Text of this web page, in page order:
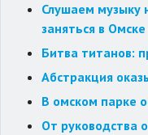
Слушаем музыку
заняться в
Битва титанов:
Абстракция
В омском парке
От руководства